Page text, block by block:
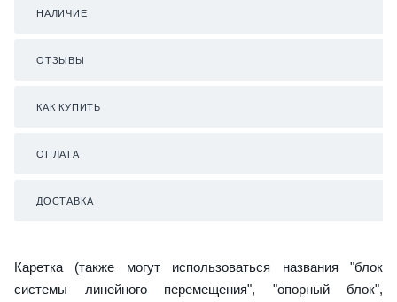
НАЛИЧИЕ
ОТЗЫВЫ
КАК КУПИТЬ
ОПЛАТА
ДОСТАВКА
Каретка (также могут использоваться названия "блок
системы линейного перемещения", "опорный блок",